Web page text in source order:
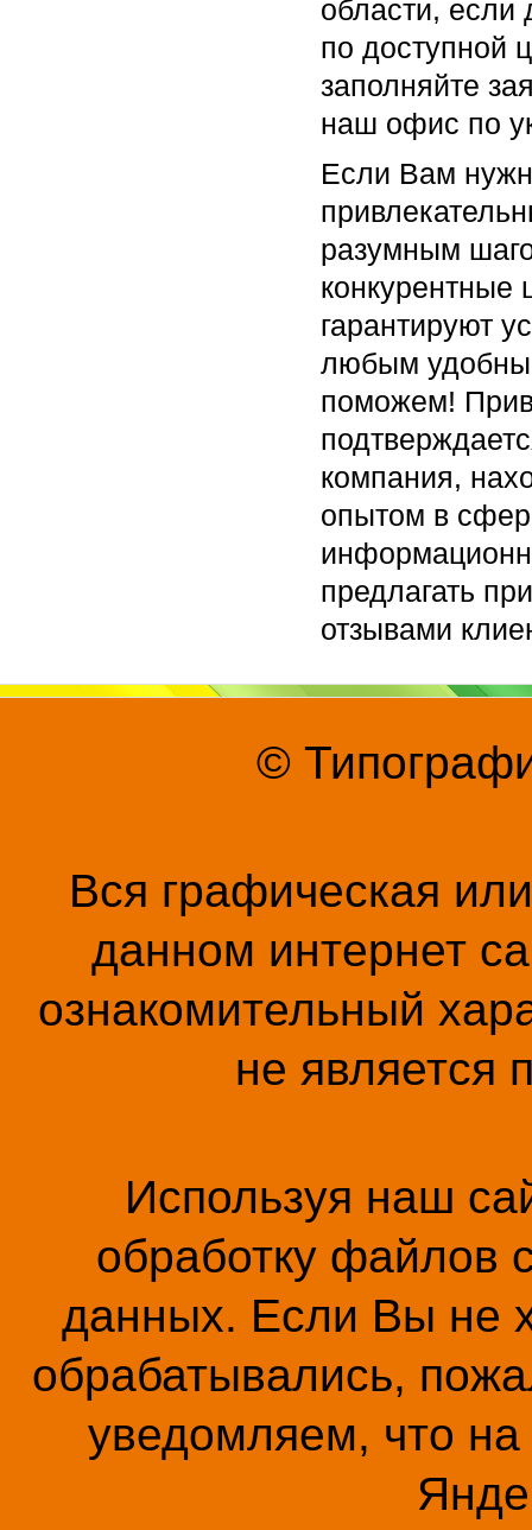
области, если
по доступной
заполняйте
наш офис по
Если Вам
разумным
конкурентные
гарантируют
любым
поможем!
компания,
опытом в
предлагать
отзывами
©
Вся графическая
данном интернет
ознакомительный
не является
Используя наш
обработку файлов
данных. Если Вы не
обрабатывались,
уведомляем, что на